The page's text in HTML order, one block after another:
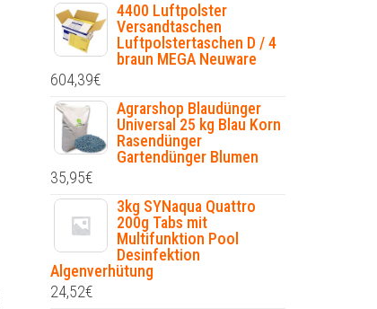
4400 Luftpolster
Versandtaschen
Luftpolstertaschen D / 4
braun MEGA Neuware
604,39€
Agrarshop Blaudünger
Universal 25 kg Blau Korn
Rasendünger
Gartendünger Blumen
35,95€
3kg SYNaqua Quattro
200g Tabs mit
Multifunktion Pool
Desinfektion
Algenverhütung
24,52€